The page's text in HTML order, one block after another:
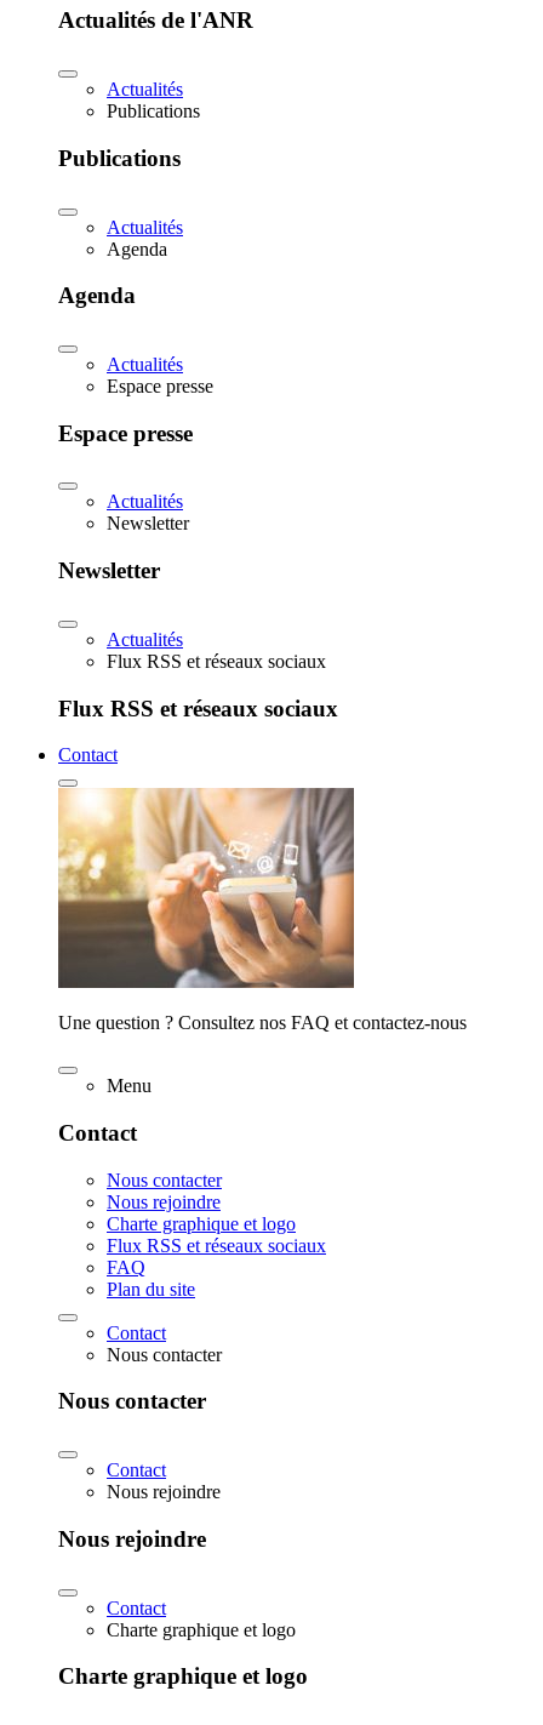
Actualités de l'ANR
Actualités
Publications
Publications
Actualités
Agenda
Agenda
Actualités
Espace presse
Espace presse
Actualités
Newsletter
Newsletter
Actualités
Flux RSS et réseaux sociaux
Flux RSS et réseaux sociaux
Contact
Une question ? Consultez nos FAQ et contactez-nous
Menu
Contact
Nous contacter
Nous rejoindre
Charte graphique et logo
Flux RSS et réseaux sociaux
FAQ
Plan du site
Contact
Nous contacter
Nous contacter
Contact
Nous rejoindre
Nous rejoindre
Contact
Charte graphique et logo
Charte graphique et logo